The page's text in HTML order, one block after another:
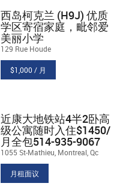
西岛柯克兰 (H9J) 优质
学区寄宿家庭，毗邻爱
美丽小学
129 Rue Houde
$1,000 / 月
近康大地铁站4半2卧高
级公寓随时入住$1450/
月全包514-935-9067
1055 St-Mathieu, Montreal, Qc
月租面议